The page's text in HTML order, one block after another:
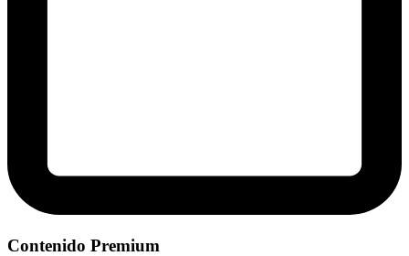
Contenido Premium